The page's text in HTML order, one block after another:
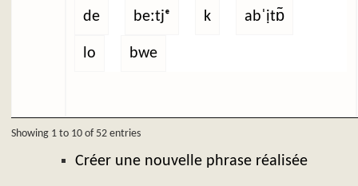
de beːtjᵉ k abˈịtɒ̃
lo bwe
Showing 1 to 10 of 52 entries
Créer une nouvelle phrase réalisée